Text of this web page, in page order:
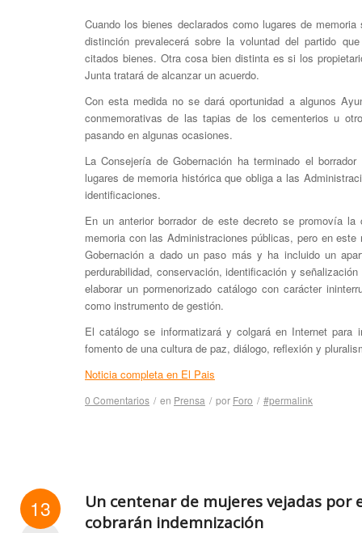
Cuando los bienes declarados como lugares de
distinción prevalecerá sobre la voluntad del partido
citados bienes. Otra cosa bien distinta es si los
Junta tratará de alcanzar un acuerdo.
Con esta medida no se dará oportunidad a algunos
conmemorativas de las tapias de los cementerios u
pasando en algunas ocasiones.
La Consejería de Gobernación ha terminado el
lugares de memoria histórica que obliga a las
identificaciones.
En un anterior borrador de este decreto se promovía
memoria con las Administraciones públicas, pero en este
Gobernación a dado un paso más y ha incluido un
perdurabilidad, conservación, identificación y
elaborar un pormenorizado catálogo con carácter
como instrumento de gestión.
El catálogo se informatizará y colgará en Internet para
fomento de una cultura de paz, diálogo, reflexión y
Noticia completa en El Pais
0 Comentarios / en Prensa / por Foro / #permalink
13
Un centenar de mujeres vejadas por
cobrarán indemnización